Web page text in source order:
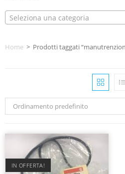
Seleziona una categoria
Home > Prodotti taggati
Ordinamento predefinito
IN OFFERTA!